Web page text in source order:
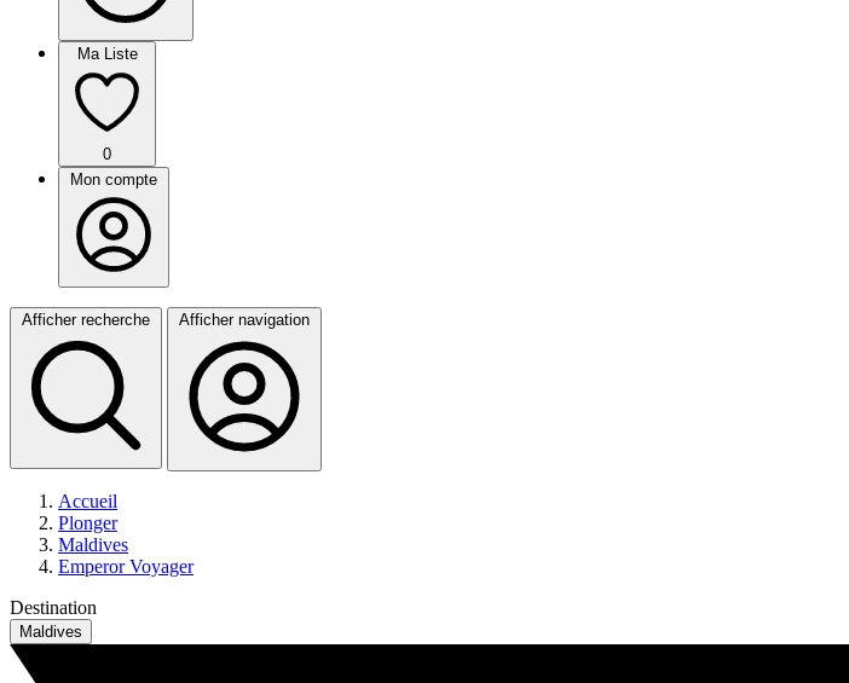
Ma Liste
0
Mon compte
Afficher recherche Afficher navigation
Accueil
Plonger
Maldives
Emperor Voyager
Destination
Maldives